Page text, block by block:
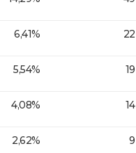
6,41% 22
5,54% 19
4,08% 14
2,62% 9